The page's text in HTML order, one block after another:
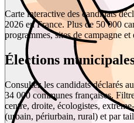
Carte interactive des candidats
2026 en France. Plus de 50 000
programmes, sites de campagne
Élections
Consultez les candidats déclarés
34 000 communes françaises.
centre, droite, écologistes,
(urbain, périurbain, rural) et par